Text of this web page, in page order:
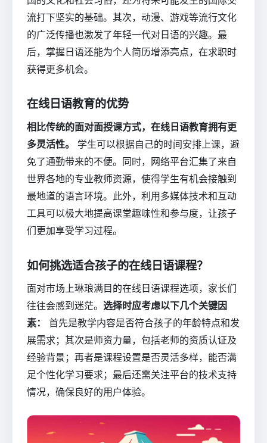
流打下坚实的基础。其次，动漫、游戏等流行文化
的广泛传播也激发了年轻一代对日语的兴趣。最
后，掌握日语还能为个人简历增添亮点，在求职时
获得更多机会。
在线日语教育的优势
相比传统的面对面授课方式，在线日语教育拥有更
多灵活性。
学生可以根据自己的时间安排上课，避
免了通勤带来的不便。同时，网络平台汇集了来自
世界各地的专业教师资源，使得学生有机会接触到
最地道的语言环境。此外，利用多媒体技术和互动
工具可以极大地提高课堂趣味性和参与度，让孩子
们更加享受学习过程。
如何挑选适合孩子的在线日语课程？
面对市场上琳琅满目的在线日语课程选项，家长们
往往会感到迷茫。 选择时应考虑以下几个关键因
素：
首先是教学内容是否符合孩子的年龄特点和发
展需求；其次是师资力量，包括老师的资质认证及
经验背景；再者是课程设置是否灵活多样，能否满
足个性化学习要求；最后还需关注平台的技术支持
情况，确保良好的用户体验。